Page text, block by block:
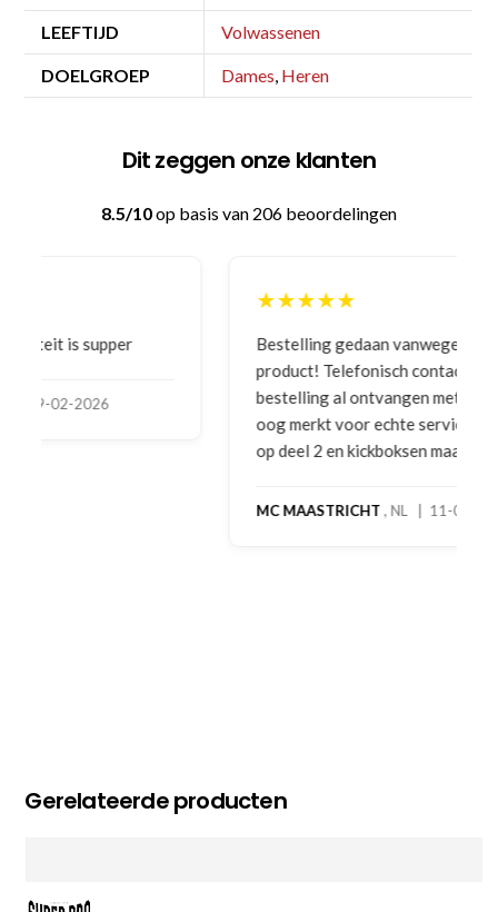
LEEFTIJD Volwassenen
DOELGROEP Dames, Heren
Dit zeggen onze klanten
8.5/10op basis van 206 beoordelingen
Bestelling gedaan vanwege goede prijzen en
product! Telefonisch contact gehad en 1e deel
bestelling al ontvangen met gifts, waardoor je
oog merkt voor echte service. Nu nog wachten
op deel 2 en kickboksen maar!
, NL | 11-02-2026
Gerelateerde producten